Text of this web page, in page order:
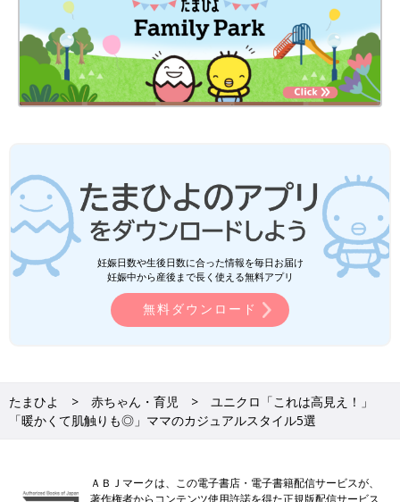
妊娠日数や生後日数に合った情報を毎日お届け
妊娠中から産後まで長く使える無料アプリ
無料ダウンロード
たまひよ 赤ちゃん・育児
ユニクロ「これは高見え！」
「暖かくて肌触りも◎」ママのカジュアルスタイル5選
ＡＢＪマークは、この電子書店・電子書籍配信サービスが、
著作権者からコンテンツ使用許諾を得た正規版配信サービス